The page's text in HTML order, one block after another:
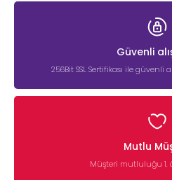
Güvenli
256Bit SSL Sertifikası ile güvenli
Mutlu
Müşteri mutluluğu 1.